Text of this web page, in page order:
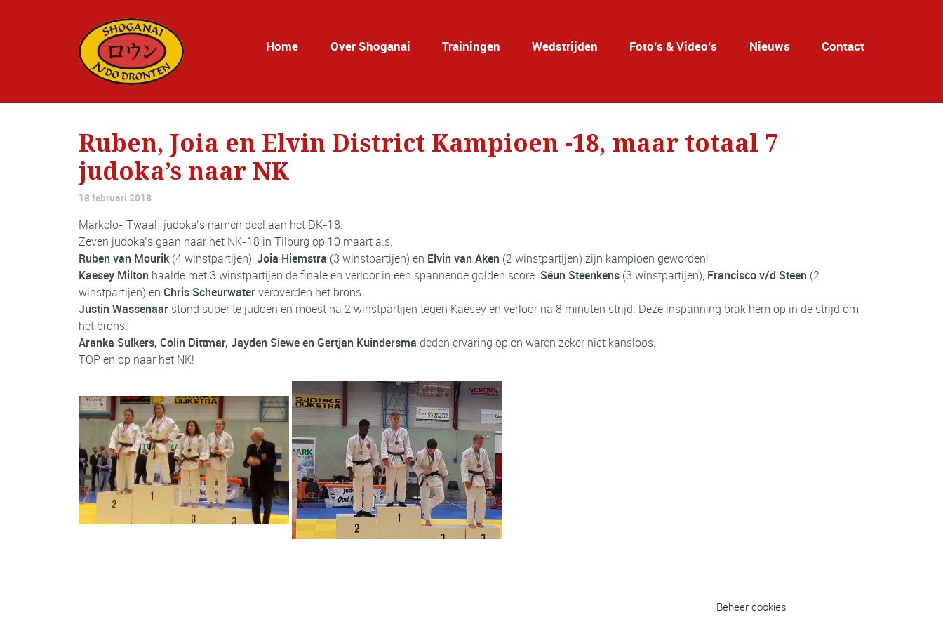
Beheer cookies
Home Over Shoganai Trainingen Wedstrijden Foto’s & Video’s Nieuws Contact
Ruben, Joia en Elvin District Kampioen -18, maar totaal 7
judoka’s naar NK
18 februari 2018
Markelo- Twaalf judoka’s namen deel aan het DK-18.
Zeven judoka’s gaan naar het NK-18 in Tilburg op 10 maart a.s.
Ruben van Mourik(4 winstpartijen),Joia Hiemstra (3 winstpartijen) en Elvin van Aken (2 winstpartijen) zijn kampioen geworden!
Kaesey Milton haalde met 3 winstpartijen de finale en verloor in een spannende golden score. Séun Steenkens (3 winstpartijen), Francisco v/d Steen (2
winstpartijen) en Chris Scheurwaterveroverden het brons.
Justin Wassenaar stond superte judoën en moest na 2 winstpartijen tegen Kaesey en verloor na 8 minuten strijd. Deze inspanning brak hem op in de strijd om
het brons.
Aranka Sulkers, Colin Dittmar, Jayden Siewe en Gertjan Kuindersma deden ervaring op en waren zeker niet kansloos.
TOP en op naar het NK!